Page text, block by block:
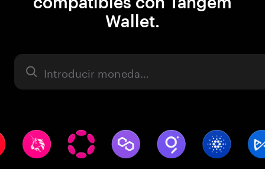
Wallet.
Activo